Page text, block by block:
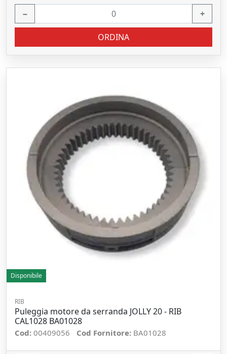
− +
ORDINA
Disponibile
RIB
Puleggia motore da serranda JOLLY 20 - RIB
CAL1028 BA01028
Cod: 00409056 Cod Fornitore: BA01028